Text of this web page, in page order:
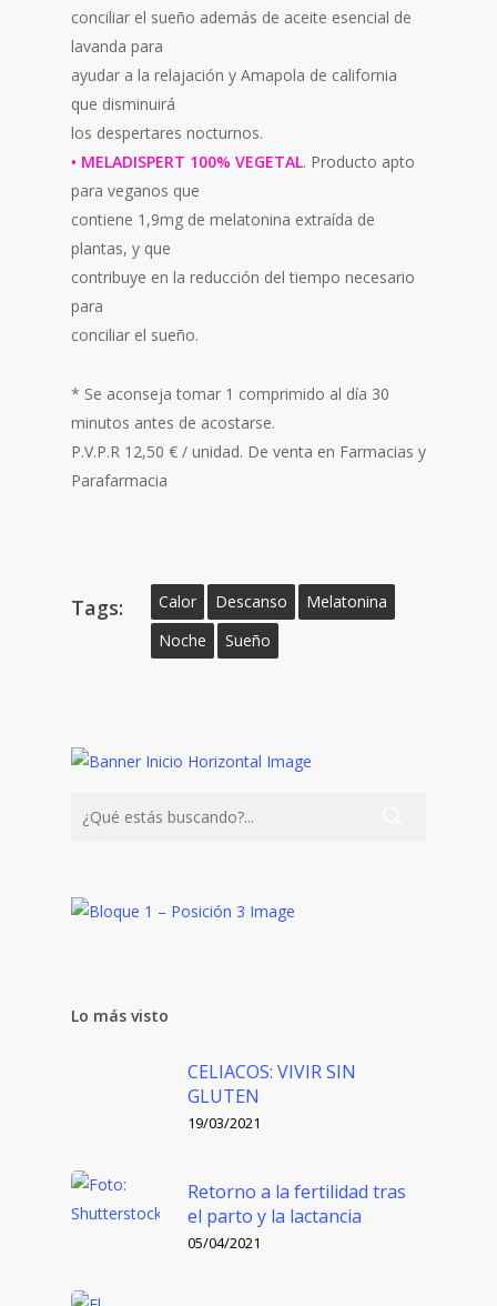
conciliar el sueño además de aceite esencial de
lavanda para
ayudar a la relajación y Amapola de california
que disminuirá
los despertares nocturnos.
• MELADISPERT 100% VEGETAL. Producto apto
para veganos que
contiene 1,9mg de melatonina extraída de
plantas, y que
contribuye en la reducción del tiempo necesario
para
conciliar el sueño.
* Se aconseja tomar 1 comprimido al día 30
minutos antes de acostarse.
P.V.P.R 12,50 € / unidad. De venta en Farmacias y
Parafarmacia
Tags: Calor Descanso
Melatonina
Noche
Sueño
Lo más visto
CELIACOS: VIVIR SIN
GLUTEN
19/03/2021
Retorno a la fertilidad tras
el parto y la lactancia
05/04/2021